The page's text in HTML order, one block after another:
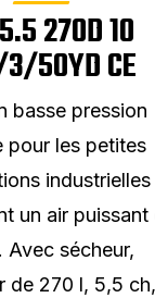
270D 10
50YD CE
basse pression
pour les petites
industrielles
un air puissant
Avec sécheur,
de 270 l, 5,5 ch,